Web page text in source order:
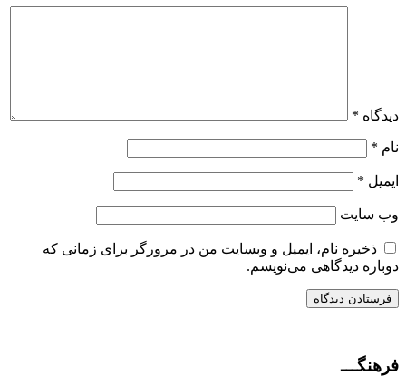
دیدگاه *
نام *
ایمیل *
وب‌ سایت
ذخیره نام، ایمیل و وبسایت من در مرورگر برای زمانی که
دوباره دیدگاهی می‌نویسم.
فرهنگـــ